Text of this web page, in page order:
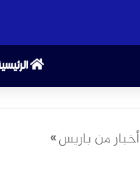
أخبار من باريس»